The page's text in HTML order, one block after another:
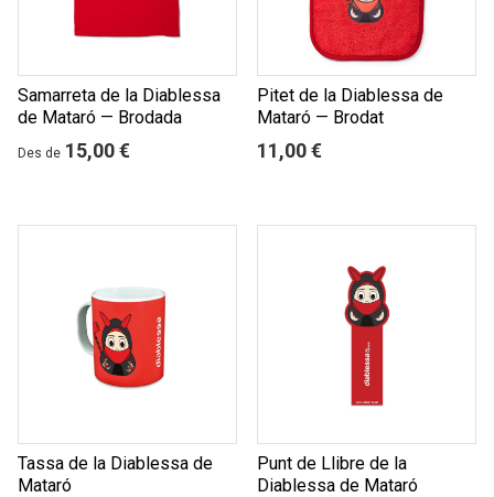
Samarreta de la Diablessa
de Mataró — Brodada
Des de 15,00 €
Pitet de la Diablessa de
Mataró — Brodat
11,00 €
Tassa de la Diablessa de
Mataró
Punt de Llibre de la
Diablessa de Mataró